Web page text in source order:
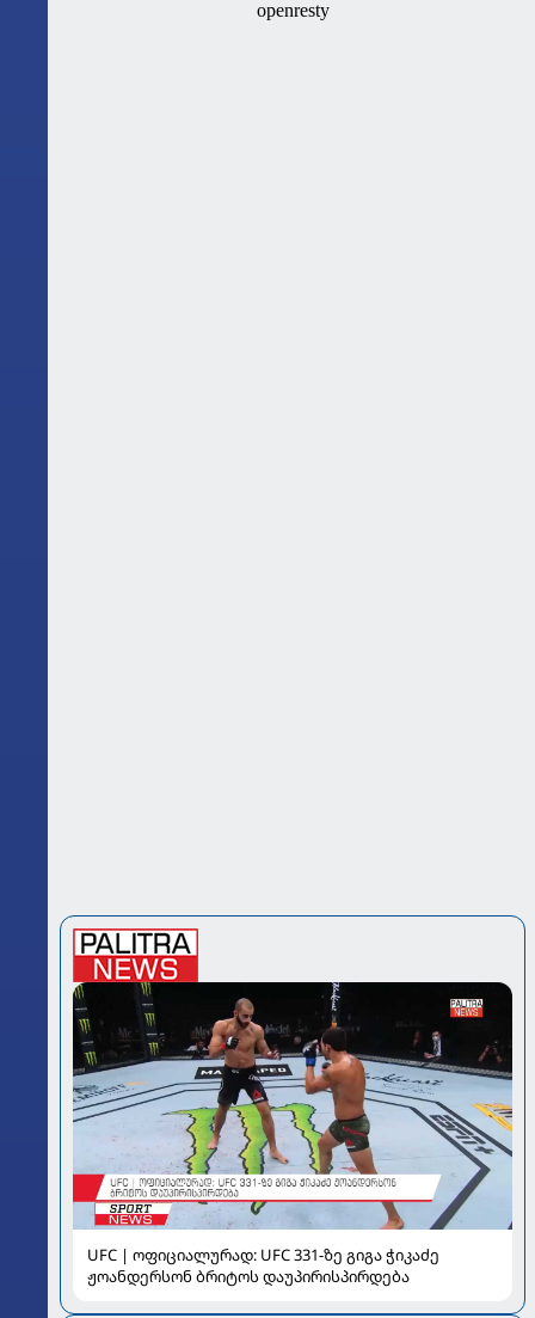
UFC | ოფიციალურად: UFC 331-ზე გიგა ჭიკაძე
ჟოანდერსონ ბრიტოს დაუპირისპირდება